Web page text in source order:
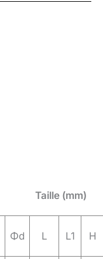
Taille (mm)
Φd L L1 H